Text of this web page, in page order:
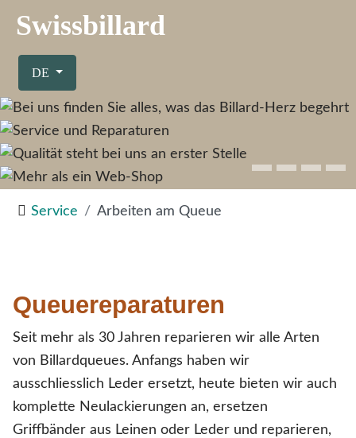
Swissbillard
DE
Service Arbeiten am Queue
Queuereparaturen
Seit mehr als 30 Jahren reparieren wir alle Arten
von Billardqueues. Anfangs haben wir
ausschliesslich Leder ersetzt, heute bieten wir auch
komplette Neulackierungen an, ersetzen
Griffbänder aus Leinen oder Leder und reparieren,